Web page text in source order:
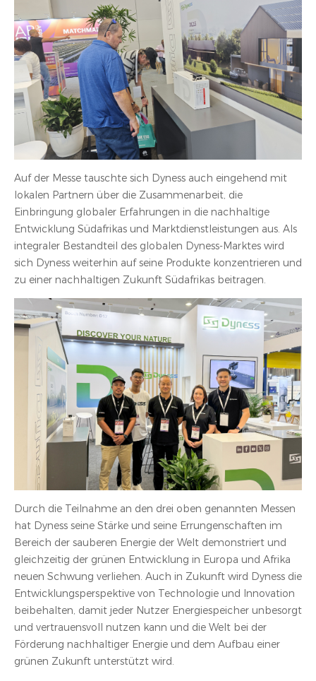
Auf der Messe tauschte sich Dyness auch eingehend mit
lokalen Partnern über die Zusammenarbeit, die
Einbringung globaler Erfahrungen in die nachhaltige
Entwicklung Südafrikas und Marktdienstleistungen aus. Als
integraler Bestandteil des globalen Dyness-Marktes wird
sich Dyness weiterhin auf seine Produkte konzentrieren und
zu einer nachhaltigen Zukunft Südafrikas beitragen.
Durch die Teilnahme an den drei oben genannten Messen
hat Dyness seine Stärke und seine Errungenschaften im
Bereich der sauberen Energie der Welt demonstriert und
gleichzeitig der grünen Entwicklung in Europa und Afrika
neuen Schwung verliehen. Auch in Zukunft wird Dyness die
Entwicklungsperspektive von Technologie und Innovation
beibehalten, damit jeder Nutzer Energiespeicher unbesorgt
und vertrauensvoll nutzen kann und die Welt bei der
Förderung nachhaltiger Energie und dem Aufbau einer
grünen Zukunft unterstützt wird.